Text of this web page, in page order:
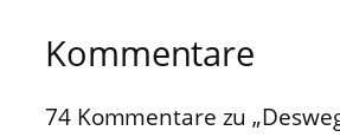
Kommentare
74 Kommentare zu